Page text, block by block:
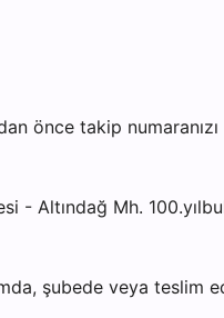
takip numaranızı
- Altındağ Mh.
şubede veya teslim